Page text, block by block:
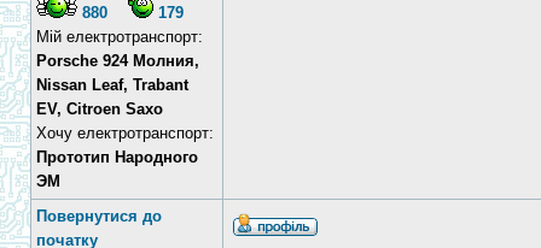
880
179
Мій електротранспорт:
Porsche 924 Молния,
Nissan Leaf, Trabant
EV, Citroen Saxo
Хочу електротранспорт:
Прототип Народного
ЭМ
Повернутися до
початку